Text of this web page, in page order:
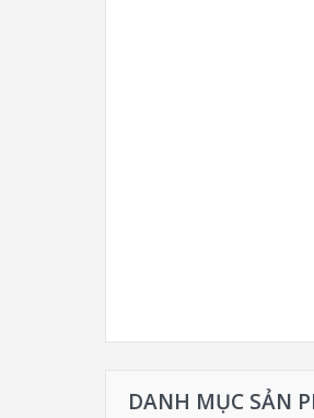
DANH MỤC SẢN